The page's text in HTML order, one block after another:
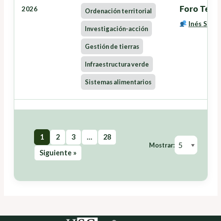
2026 Ordenación territorial
Investigación-acción
Gestión de tierras
Infraestructura verde
Sistemas alimentarios
Foro
Inés
1 2 3 …
28
Siguiente »
Mostrar: